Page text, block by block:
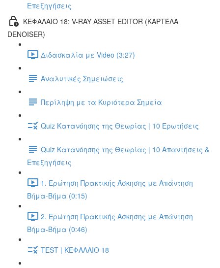
Επεξηγήσεις
ΚΕΦΑΛΑΙΟ 18: V-RAY ASSET EDITOR (ΚΑΡΤΈΛΑ
DENOISER)
Διδασκαλία με Video (3:27)
Αναλυτικές Σημειώσεις
Περίληψη με τα Κυριότερα Σημεία
Quiz Κατανόησης της Θεωρίας | 10 Ερωτήσεις
Quiz Κατανόησης της Θεωρίας | 10 Απαντήσεις &
Επεξηγήσεις
1. Ερώτηση Πρακτικής Άσκησης με Απάντηση
Βήμα-Βήμα (0:15)
2. Ερώτηση Πρακτικής Άσκησης με Απάντηση
Βήμα-Βήμα (0:46)
TEST | ΚΕΦΑΛΑΙΟ 18